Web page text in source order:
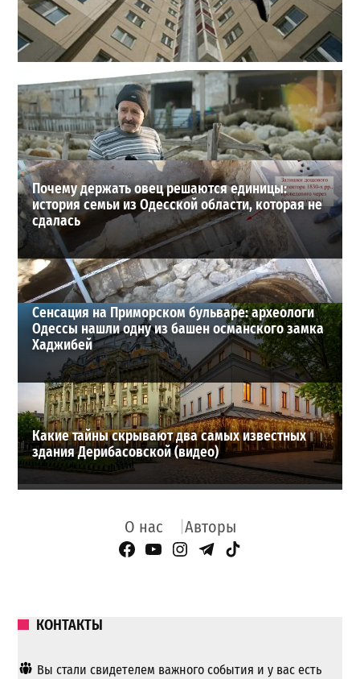
В одесском жилмассиве Радужном погиб 26-летний
мужчина: что известно
27-07-2026 в 13:47
ВИБОР РЕДАКЦИИ
Почему держать овец решаются единицы:
история семьи из Одесской области, которая не
сдалась
Сенсация на Приморском бульваре: археологи
Одессы нашли одну из башен османского замка
Хаджибей
Какие тайны скрывают два самых известных
здания Дерибасовской (видео)
О нас Авторы
Facebook Page
YouTube
Instagram
Telegram
TikTok
КОНТАКТЫ
Вы стали свидетелем важного события и у вас есть